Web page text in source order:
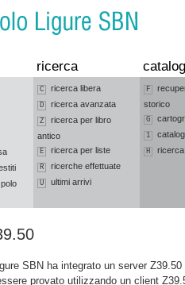
ricerca
C ricerca libera
D ricerca avanzata
Z
ricerca per libro
antico
E ricerca per liste
R ricerche effettuate
U ultimi arrivi
F
storico
G
1
H ricerca
SBN ha integrato un server
provato utilizzando un client